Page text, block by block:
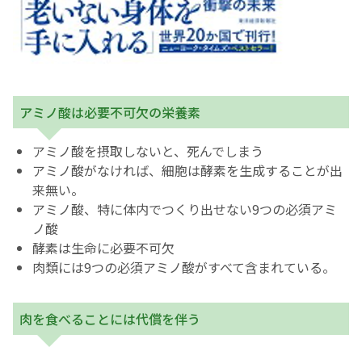
アミノ酸は必要不可欠の栄養素
アミノ酸を摂取しないと、死んでしまう
アミノ酸がなければ、細胞は酵素を生成することが出
来無い。
アミノ酸、特に体内でつくり出せない9つの必須アミ
ノ酸
酵素は生命に必要不可欠
肉類には9つの必須アミノ酸がすべて含まれている。
肉を食べることには代償を伴う